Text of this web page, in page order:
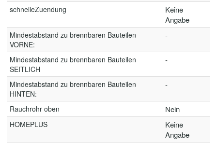
schnelleZuendung
Keine
Angabe
Mindestabstand zu brennbaren Bauteilen
VORNE:
-
Mindestabstand zu brennbaren Bauteilen
SEITLICH
-
Mindestabstand zu brennbaren Bauteilen
HINTEN:
-
Rauchrohr oben Nein
HOMEPLUS
Keine
Angabe